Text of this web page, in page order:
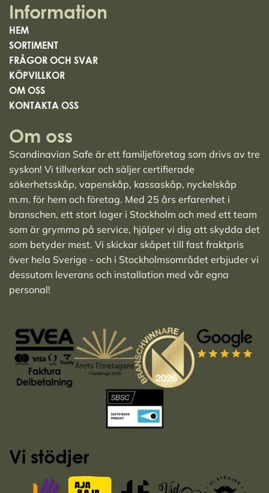
Information
HEM
SORTIMENT
FRÅGOR OCH SVAR
KÖPVILLKOR
OM OSS
KONTAKTA OSS
Om oss
Scandinavian Safe är ett familjeföretag som drivs av tre
syskon! Vi tillverkar och säljer certifierade
säkerhetsskåp, vapenskåp, kassaskåp, nyckelskåp
m.m. för hem och företag. Med 25 års erfarenhet i
branschen, ett stort lager i Stockholm och med ett team
som är grymma på service, hjälper vi dig att skydda det
som betyder mest. Vi skickar skåpet till fast fraktpris
över hela Sverige - och i Stockholmsområdet erbjuder vi
dessutom leverans och installation med vår egna
personal!
Vi stödjer